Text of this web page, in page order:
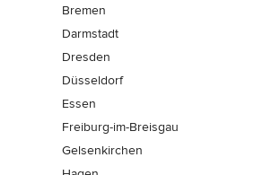
Bremen
Darmstadt
Dresden
Düsseldorf
Essen
Freiburg-im-Breisgau
Gelsenkirchen